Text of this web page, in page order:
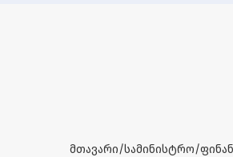
მთავარი/სამინისტრო/